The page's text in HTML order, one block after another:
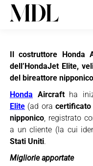
Il costruttore Honda
dell’HondaJet Elite,
del bireattore nipponico
Honda Aircraftha
Elite (ad oracertificato
nipponico, registrato
a un cliente (la cui
Stati Uniti.
Migliorie apportate